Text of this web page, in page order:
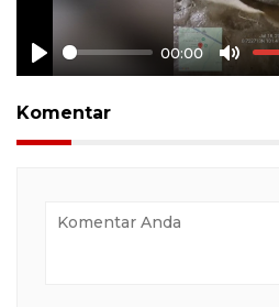
Play
00:00
Mute
Komentar